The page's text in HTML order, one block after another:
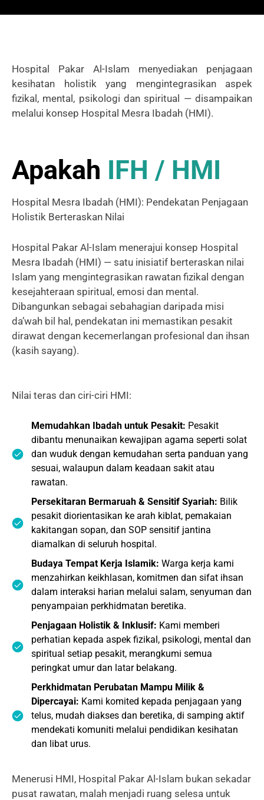
Hospital Pakar Al-Islam menyediakan penjagaan
kesihatan holistik yang mengintegrasikan aspek
fizikal, mental, psikologi dan spiritual — disampaikan
melalui konsep Hospital Mesra Ibadah (HMI).
Apakah IFH / HMI
Hospital Mesra Ibadah (HMI): Pendekatan Penjagaan
Holistik Berteraskan Nilai
Hospital Pakar Al-Islam menerajui konsep Hospital
Mesra Ibadah (HMI) — satu inisiatif berteraskan nilai
Islam yang mengintegrasikan rawatan fizikal dengan
kesejahteraan spiritual, emosi dan mental.
Dibangunkan sebagai sebahagian daripada misi
da’wah bil hal, pendekatan ini memastikan pesakit
dirawat dengan kecemerlangan profesional dan ihsan
(kasih sayang).
Nilai teras dan ciri-ciri HMI:
Memudahkan Ibadah untuk Pesakit: Pesakit
dibantu menunaikan kewajipan agama seperti solat
dan wuduk dengan kemudahan serta panduan yang
sesuai, walaupun dalam keadaan sakit atau
rawatan.
Persekitaran Bermaruah & Sensitif Syariah: Bilik
pesakit diorientasikan ke arah kiblat, pemakaian
kakitangan sopan, dan SOP sensitif jantina
diamalkan di seluruh hospital.
Budaya Tempat Kerja Islamik: Warga kerja kami
menzahirkan keikhlasan, komitmen dan sifat ihsan
dalam interaksi harian melalui salam, senyuman dan
penyampaian perkhidmatan beretika.
Penjagaan Holistik & Inklusif: Kami memberi
perhatian kepada aspek fizikal, psikologi, mental dan
spiritual setiap pesakit, merangkumi semua
peringkat umur dan latar belakang.
Perkhidmatan Perubatan Mampu Milik &
Dipercayai: Kami komited kepada penjagaan yang
telus, mudah diakses dan beretika, di samping aktif
mendekati komuniti melalui pendidikan kesihatan
dan libat urus.
Menerusi HMI, Hospital Pakar Al-Islam bukan sekadar
pusat rawatan, malah menjadi ruang selesa untuk